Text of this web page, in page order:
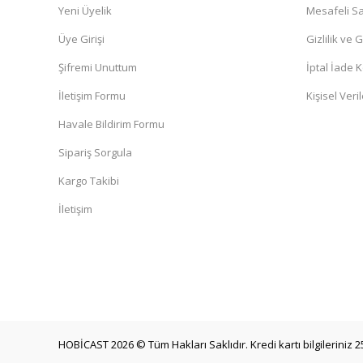
Yeni Üyelik
Üye Girişi
Şifremi Unuttum
İletişim Formu
Havale Bildirim Formu
Sipariş Sorgula
Kargo Takibi
İletişim
Mesafeli
Gizlilik ve
İptal İade
Kişisel
HOBİCAST 2026 © Tüm Hakları Saklıdır. Kredi kartı bilgileriniz